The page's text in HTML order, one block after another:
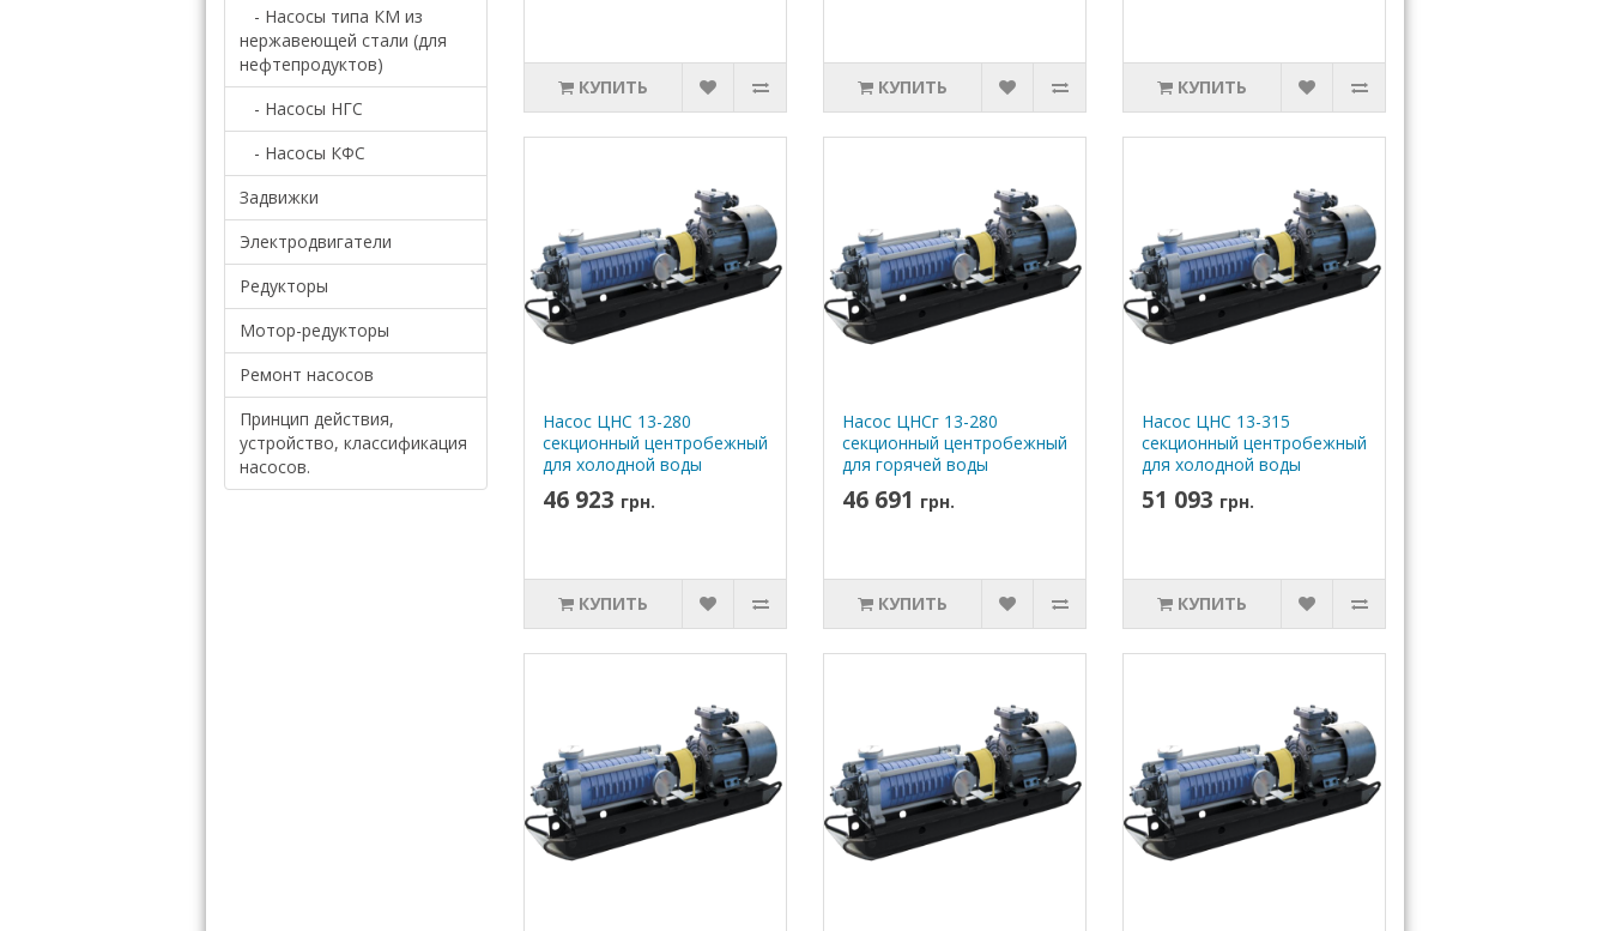
- Насосы типа КМ из
нержавеющей стали (для
нефтепродуктов)
- Насосы НГС
- Насосы КФС
Задвижки
Электродвигатели
Редукторы
Мотор-редукторы
Ремонт насосов
Принцип действия,
устройство, классификация
насосов.
КУПИТЬ КУПИТЬ КУПИТЬ
Насос ЦНС 13-280
секционный центробежный
для холодной воды
46 923 грн.
КУПИТЬ
Насос ЦНСг 13-280
секционный центробежный
для горячей воды
46 691 грн.
КУПИТЬ
Насос ЦНС 13-315
секционный центробежный
для холодной воды
51 093 грн.
КУПИТЬ